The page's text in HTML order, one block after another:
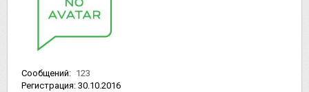
Сообщений: 123
Регистрация: 30.10.2016